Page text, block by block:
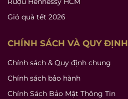
Giỏ quà tết 2026
CHÍNH SÁCH VÀ QUY ĐỊNH
Chính sách & Quy định chung
Chính sách bảo hành
Chính Sách Bảo Mật Thông Tin